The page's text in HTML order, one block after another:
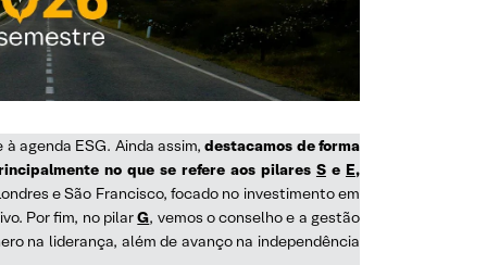
agenda ESG. Ainda assim,destacamos de forma
no que se refere aos pilares Se E,
e São Francisco, focado no investimento em
Por fim, no pilarG, vemos o conselho e a gestão
na liderança, além de avanço na independência